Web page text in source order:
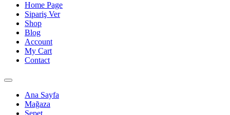
Home Page
Sipariş Ver
Shop
Blog
Account
My Cart
Contact
Ana Sayfa
Mağaza
Sepet